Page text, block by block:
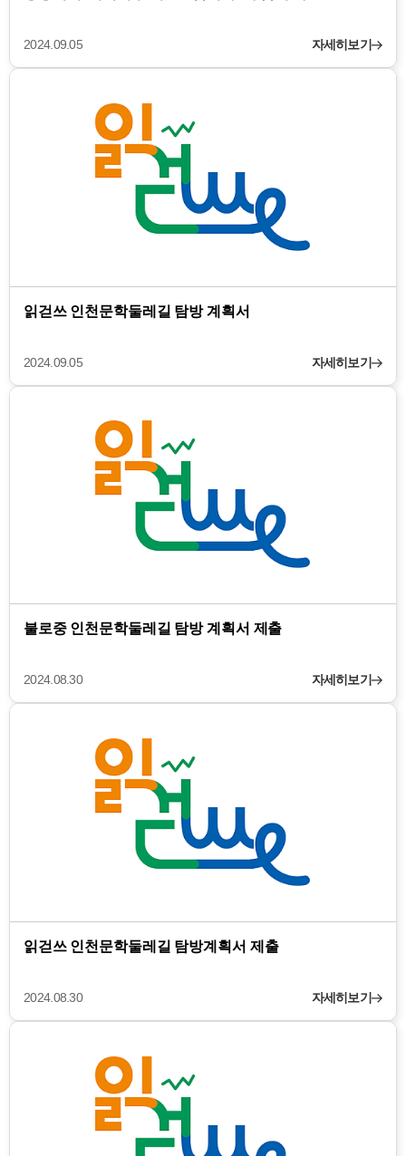
2024.09.05 자세히보기
읽걷쓰 인천문학둘레길 탐방 계획서
2024.09.05 자세히보기
불로중 인천문학둘레길 탐방 계획서 제출
2024.08.30 자세히보기
읽걷쓰 인천문학둘레길 탐방계획서 제출
2024.08.30 자세히보기